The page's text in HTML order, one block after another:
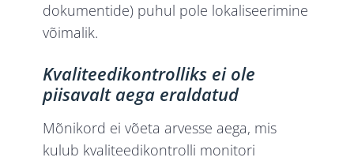
dokumentide) puhul pole lokaliseerimine
võimalik.
Kvaliteedikontrolliks ei ole
piisavalt aega eraldatud
Mõnikord ei võeta arvesse aega, mis
kulub kvaliteedikontrolli monitori